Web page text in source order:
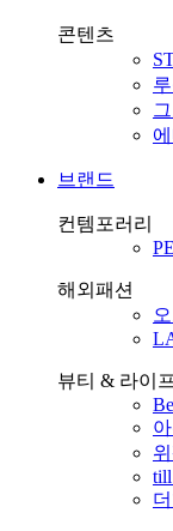
콘텐츠
브랜드
컨템포러리
해외패션
뷰티 & 라이